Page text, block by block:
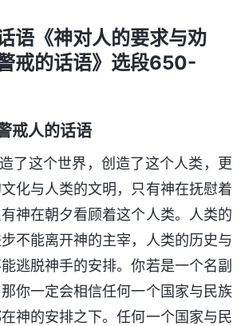
语《神对人的要求与劝
戒的话语》选段650-
戒人的话语
了这个世界，创造了这个人类，更
化与人类的文明，只有神在抚慰着
神在朝夕看顾着这个人类。人类的
不能离开神的主宰，人类的历史与
逃脱神手的安排。你若是一个名副
你一定会相信任何一个国家与民族
神的安排之下。任何一个国家与民